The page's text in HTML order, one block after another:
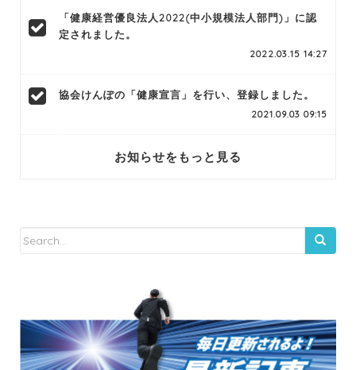
「健康経営優良法人2022(中小規模法人部門)」に認
定されました。
2022.03.15 14:27
協会けんぽの「健康宣言」を行い、登録しました。
2021.09.03 09:15
お知らせをもっと見る